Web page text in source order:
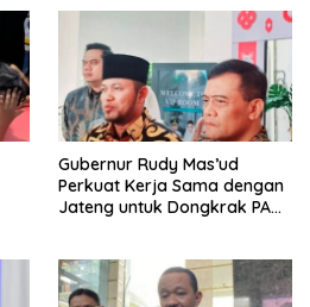
Gubernur Rudy Mas’ud
Perkuat Kerja Sama dengan
Jateng untuk Dongkrak PAD